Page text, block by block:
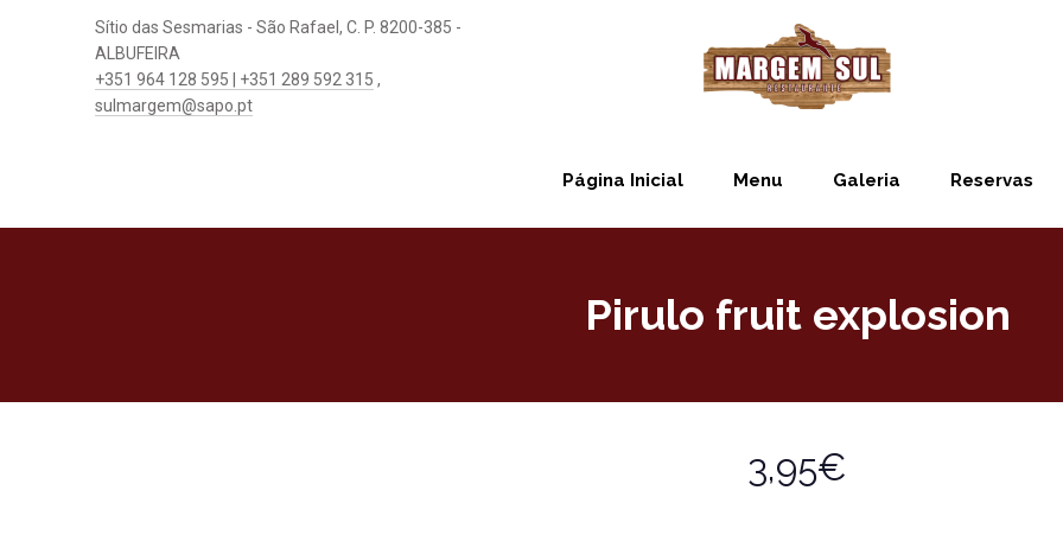
Sítio das Sesmarias - São Rafael, C. P. 8200-385 -
ALBUFEIRA
+351 964 128 595 | +351 289 592 315 ,
sulmargem@sapo.pt
Página Inicial Menu Galeria Reservas
Pirulo fruit explosion
3,95€